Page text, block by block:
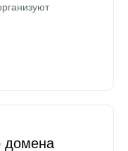
домена